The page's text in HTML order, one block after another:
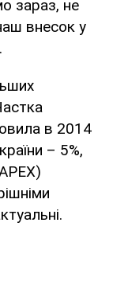
зараз, не
внесок у
в 2014
– 5%,